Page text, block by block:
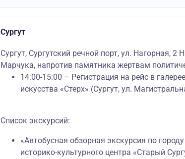
Сургут
Сургут, Сургутский речной порт, ул. Нагорная, 2
Марчука, напротив памятника жертвам
14:00-15:00 – Регистрация на рейс в
искусства «Стерх» (Сургут, ул.
Список экскурсий:
«Автобусная обзорная экскурсия по
историко-культурного центра «Старый